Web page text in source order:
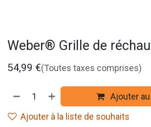
Weber® Grille de
54,99 €(Toutes taxes comprises)
Ajouter
Ajouter à la liste de souhaits